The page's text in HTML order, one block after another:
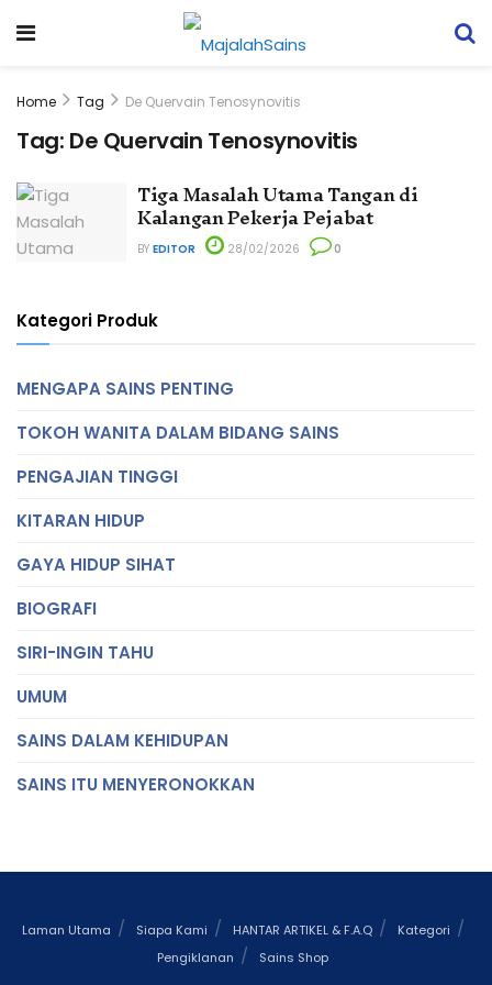
Home Tag De Quervain Tenosynovitis
Tag: De Quervain Tenosynovitis
Tiga Masalah Utama Tangan di
Kalangan Pekerja Pejabat
BY EDITOR 28/02/2026 0
Kategori Produk
MENGAPA SAINS PENTING
TOKOH WANITA DALAM BIDANG SAINS
PENGAJIAN TINGGI
KITARAN HIDUP
GAYA HIDUP SIHAT
BIOGRAFI
SIRI-INGIN TAHU
UMUM
SAINS DALAM KEHIDUPAN
SAINS ITU MENYERONOKKAN
Laman Utama Siapa Kami HANTAR ARTIKEL & F.A.Q
Kategori
Pengiklanan
Sains Shop